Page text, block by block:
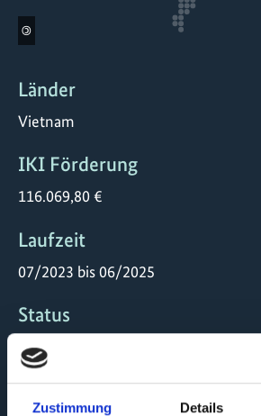
Zustimmung Details
©
Länder
Vietnam
IKI Förderung
116.069,80 €
Laufzeit
07/2023 bis 06/2025
Status
abgeschlossen
Durchführungs -organisation